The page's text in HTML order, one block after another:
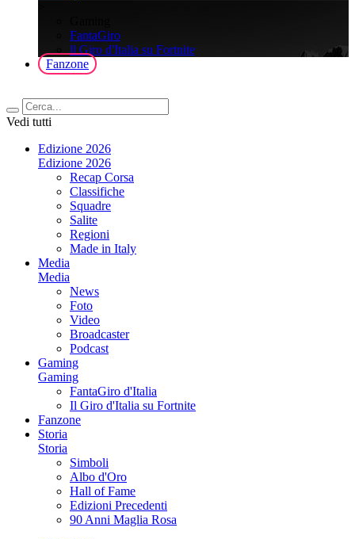
FantaGiro
ll Giro d'Italia su Fortnite
Fanzone
Vedi tutti
Edizione 2026
Edizione 2026
Recap Corsa
Classifiche
Squadre
Salite
Regioni
Made in Italy
Media
Media
News
Foto
Video
Broadcaster
Podcast
Gaming
Gaming
FantaGiro d'Italia
Il Giro d'Italia su Fortnite
Fanzone
Storia
Storia
Simboli
Albo d'Oro
Hall of Fame
Edizioni Precedenti
90 Anni Maglia Rosa